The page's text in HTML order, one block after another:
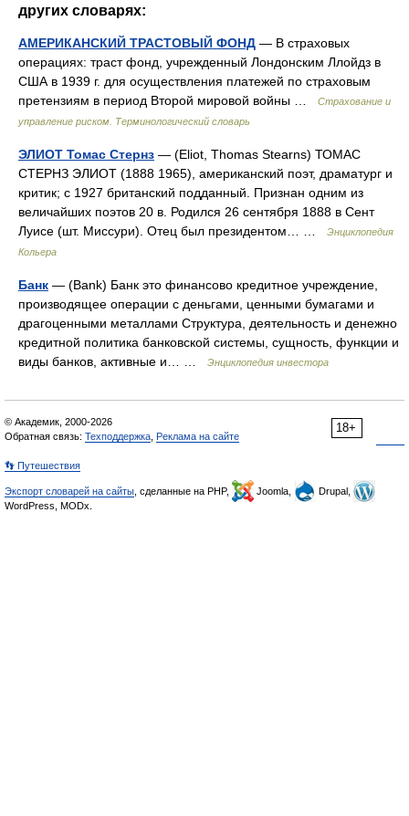
других словарях:
АМЕРИКАНСКИЙ ТРАСТОВЫЙ ФОНД — В страховых
операциях: траст фонд, учрежденный Лондонским Ллойдз в
США в 1939 г. для осуществления платежей по страховым
претензиям в период Второй мировой войны …
Страхование и
управление риском. Терминологический словарь
ЭЛИОТ Томас Стернз — (Eliot, Thomas Stearns) ТОМАС
СТЕРНЗ ЭЛИОТ (1888 1965), американский поэт, драматург и
критик; с 1927 британский подданный. Признан одним из
величайших поэтов 20 в. Родился 26 сентября 1888 в Сент
Луисе (шт. Миссури). Отец был президентом… …
Энциклопедия
Кольера
Банк — (Bank) Банк это финансово кредитное учреждение,
производящее операции с деньгами, ценными бумагами и
драгоценными металлами Структура, деятельность и денежно
кредитной политика банковской системы, сущность, функции и
виды банков, активные и… …
Энциклопедия инвестора
18+
© Академик, 2000-2026
Обратная связь: Техподдержка Реклама на сайте
👣 Путешествия
Экспорт словарей на сайты , сделанные на PHP, Joomla,
Drupal,
WordPress, MODx.